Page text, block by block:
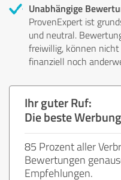
Unabhängige
ProvenExpert ist
und neutral.
freiwillig, können
finanziell noch
Ihr guter Ruf:
Die beste
85 Prozent aller
Bewertungen
Empfehlungen.